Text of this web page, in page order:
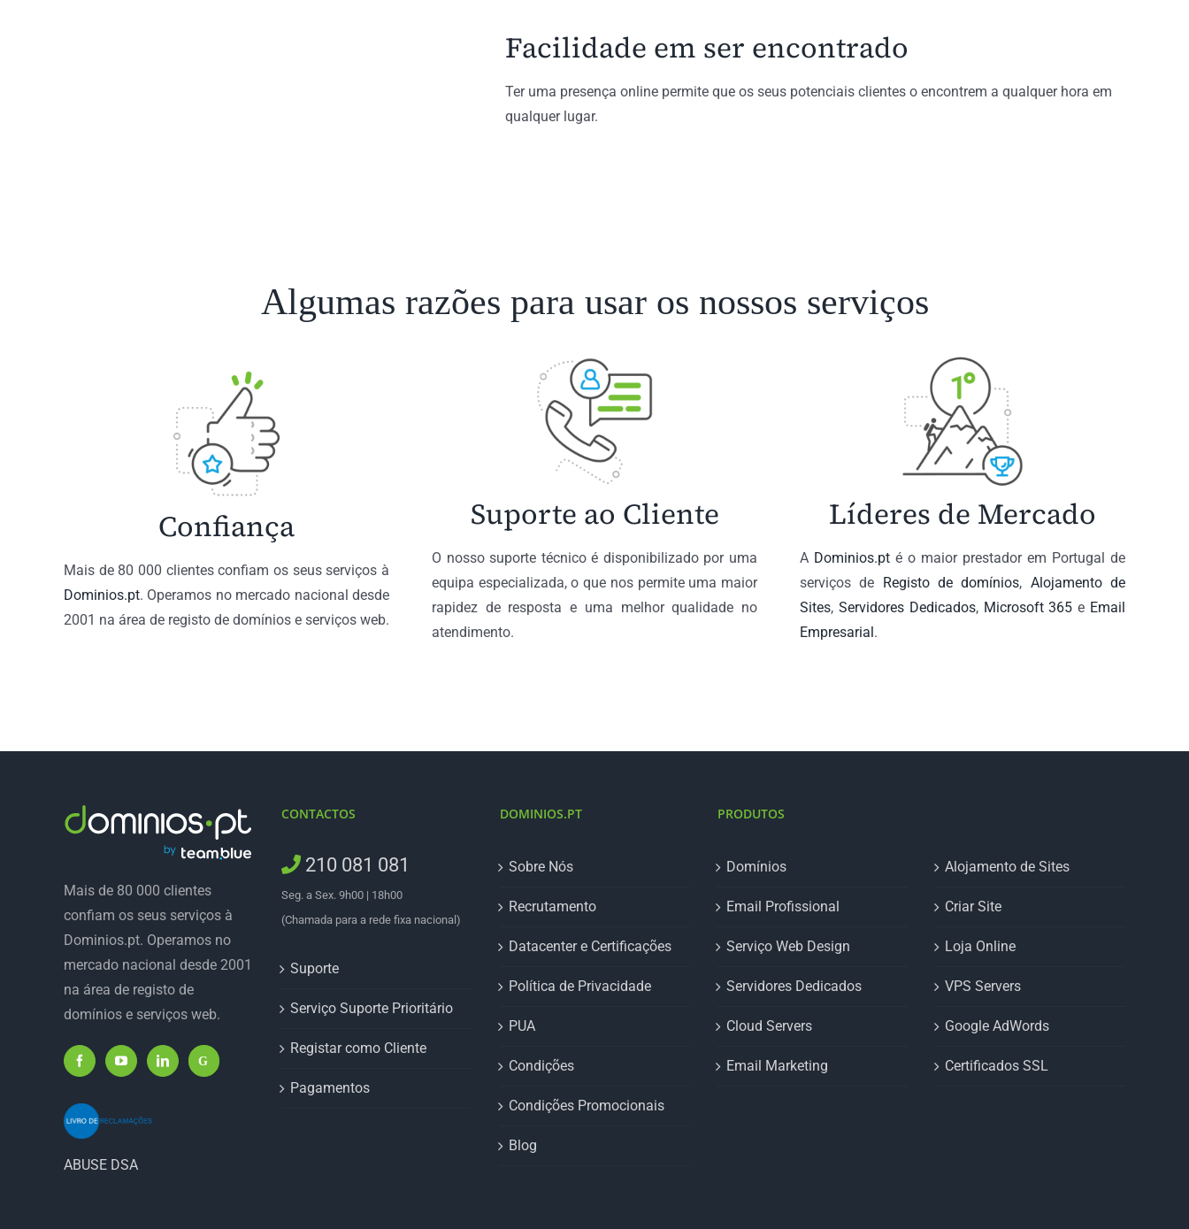
Facilidade em ser encontrado
Ter uma presença online permite que os seus potenciais clientes o encontrem a qualquer hora em
qualquer lugar.
Algumas razões para usar os nossos serviços
Confiança
Mais de 80 000 clientes confiam os seus serviços à
Dominios.pt. Operamos no mercado nacional desde
2001 na área de registo de domínios e serviços web.
Suporte ao Cliente
O nosso suporte técnico é disponibilizado por uma
equipa especializada, o que nos permite uma maior
rapidez de resposta e uma melhor qualidade no
atendimento.
Líderes de Mercado
A Dominios.pté o maior prestador em Portugal de
serviços de Registo de domínios, Alojamento de
Sites, Servidores Dedicados, Microsoft 365e Email
Empresarial.
Mais de 80 000 clientes
confiam os seus serviços à
Dominios.pt. Operamos no
mercado nacional desde 2001
na área de registo de
domínios e serviços web.
ABUSE DSA
CONTACTOS
210 081 081
Seg. a Sex. 9h00 | 18h00
(Chamada para a rede fixa nacional)
Suporte
Serviço Suporte Prioritário
Registar como Cliente
Pagamentos
DOMINIOS.PT
Sobre Nós
Recrutamento
Datacenter e Certificações
Política de Privacidade
PUA
Condições
Condições Promocionais
Blog
PRODUTOS
Domínios
Email Profissional
Serviço Web Design
Servidores Dedicados
Cloud Servers
Email Marketing
Alojamento de Sites
Criar Site
Loja Online
VPS Servers
Google AdWords
Certificados SSL